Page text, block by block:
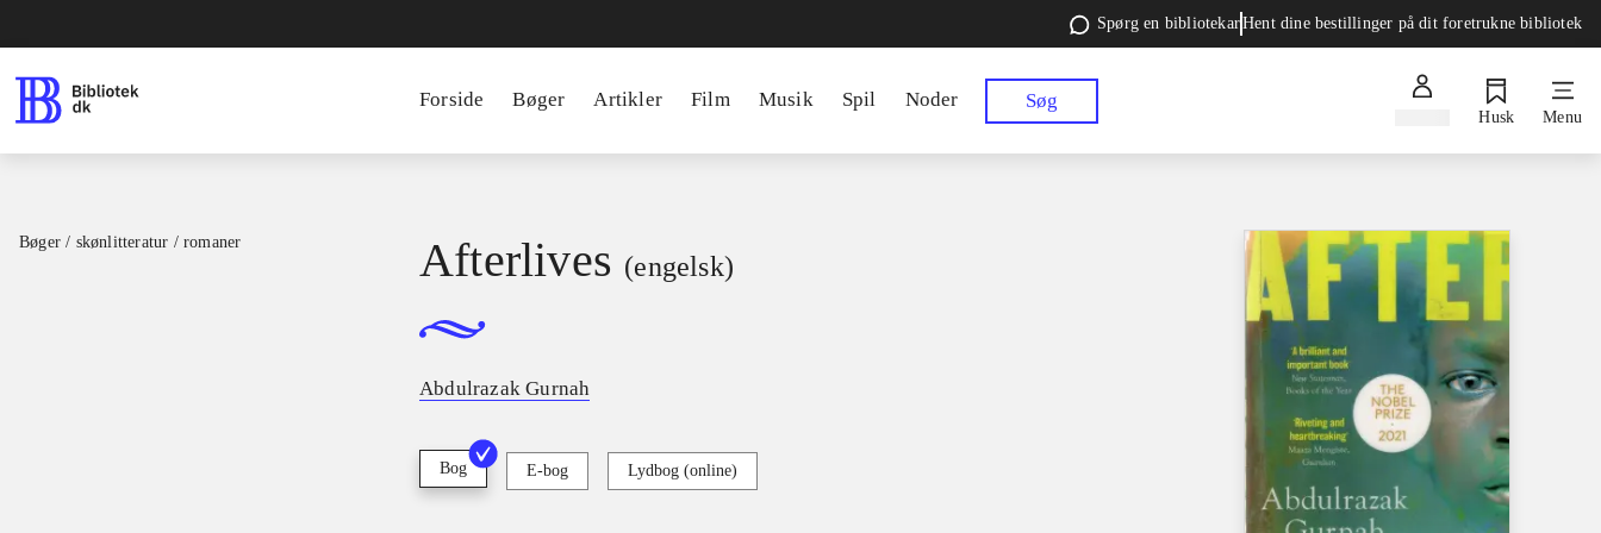
Spørg en bibliotekarHent dine bestillinger på dit foretrukne bibliotek
Forside Bøger Artikler Film Musik Spil Noder Søg
Husk Menu
Bøger / skønlitteratur / romaner Afterlives (engelsk)
Abdulrazak Gurnah
Bog E-bog Lydbog (online)